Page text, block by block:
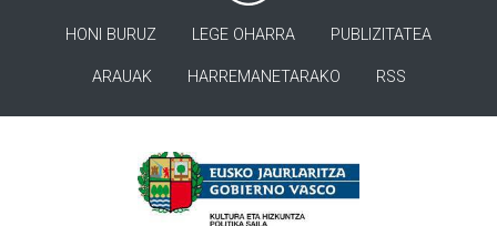
HONI BURUZ LEGE OHARRA PUBLIZITATEA
ARAUAK HARREMANETARAKO RSS